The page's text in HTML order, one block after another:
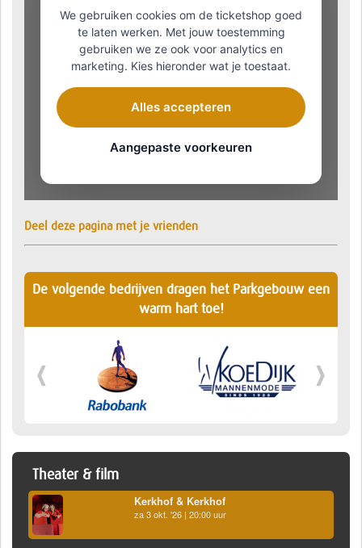
Deel deze pagina met je vrienden
De volgende bedrijven dragen het Parkgebouw een
warm hart toe!
Theater & film
Kerkhof & Kerkhof
za 3 okt. '26 | 20:00 uur